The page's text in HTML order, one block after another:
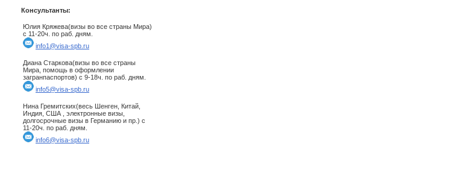
Консультанты:
Юлия Кряжева(визы во все страны Мира)
с 11-20ч. по раб. дням.
info1@visa-spb.ru
Диана Старкова(визы во все страны
Мира, помощь в оформлении
загранпаспортов) с 9-18ч. по раб. дням.
info5@visa-spb.ru
Нина Гремитских(весь Шенген, Китай,
Индия, США , электронные визы,
долгосрочные визы в Германию и пр.) с
11-20ч. по раб. дням.
info6@visa-spb.ru